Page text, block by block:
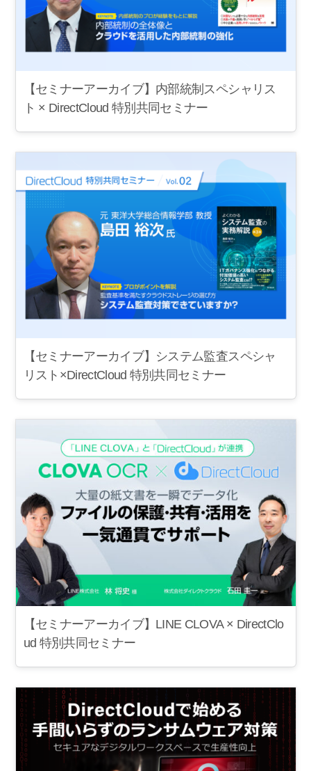
【セミナーアーカイブ】内部統制スペシャリス
ト × DirectCloud 特別共同セミナー
【セミナーアーカイブ】システム監査スペシャ
リスト×DirectCloud 特別共同セミナー
【セミナーアーカイブ】LINE CLOVA × DirectClo
ud 特別共同セミナー